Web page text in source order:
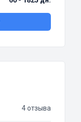
4 отзыва